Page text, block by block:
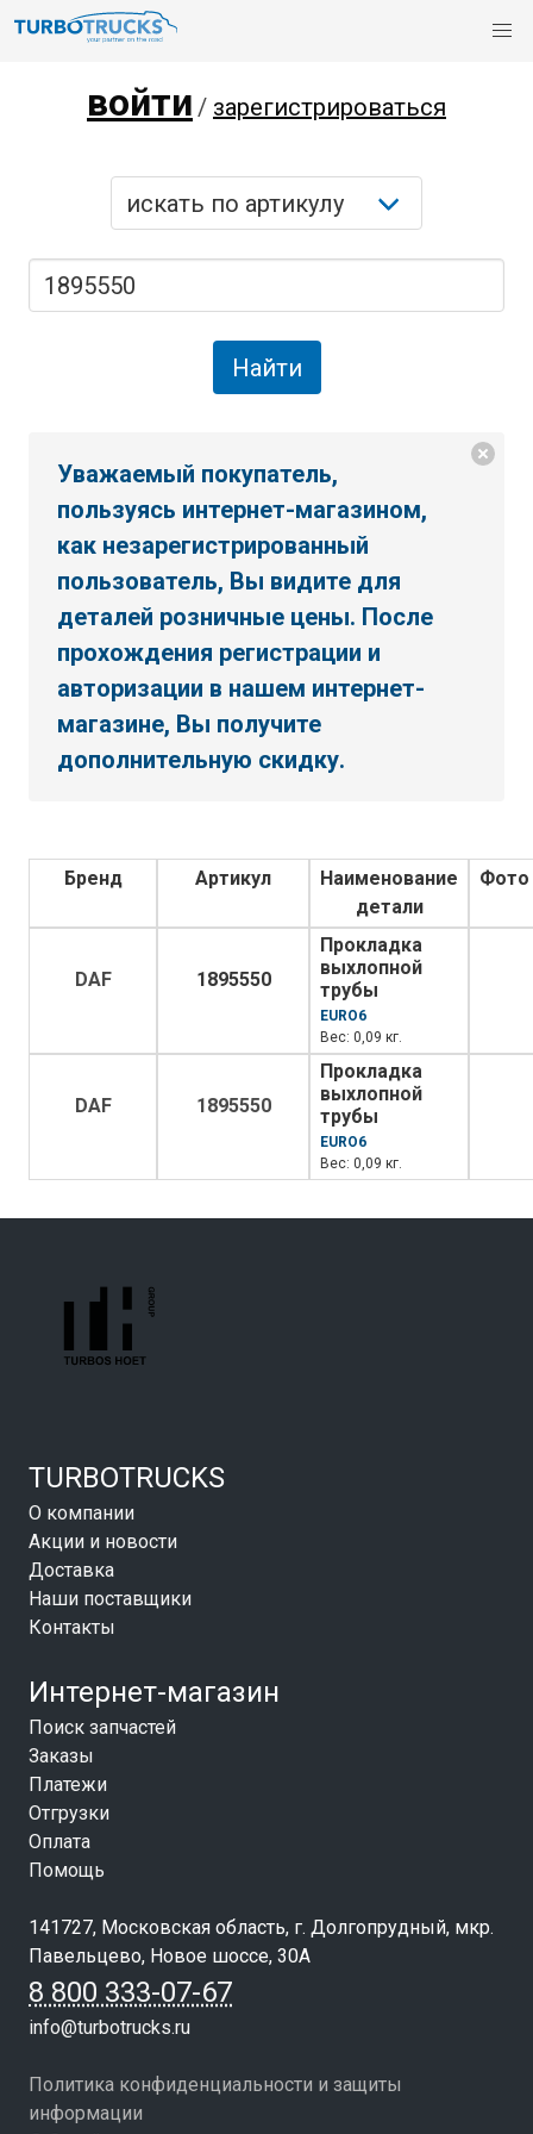
войти / зарегистрироваться
Уважаемый покупатель,
пользуясь интернет-магазином,
как незарегистрированный
пользователь, Вы видите для
деталей розничные цены. После
прохождения регистрации и
авторизации в нашем интернет-
магазине, Вы получите
дополнительную скидку.
Бренд Артикул
Наименование
детали
Фото
DAF 1895550
Прокладка
выхлопной
трубы
EURO6
Вес: 0,09 кг.
DAF 1895550
Прокладка
выхлопной
трубы
EURO6
Вес: 0,09 кг.
TURBOTRUCKS
О компании
Акции и новости
Доставка
Наши поставщики
Контакты
Интернет-магазин
Поиск запчастей
Заказы
Платежи
Отгрузки
Оплата
Помощь
141727, Московская область, г. Долгопрудный, мкр.
Павельцево, Новое шоссе, 30А
8 800 333-07-67
info@turbotrucks.ru
Политика конфиденциальности и защиты
информации